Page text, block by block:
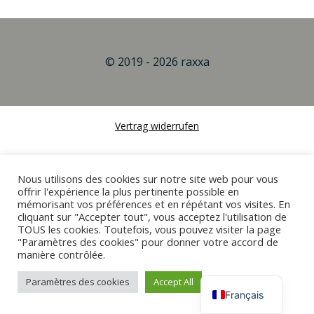
© 2019 - 2026 raxxa
Nous utilisons des cookies sur notre site web pour vous
offrir l'expérience la plus pertinente possible en
mémorisant vos préférences et en répétant vos visites. En
cliquant sur "Accepter tout", vous acceptez l'utilisation de
TOUS les cookies. Toutefois, vous pouvez visiter la page
"Paramètres des cookies" pour donner votre accord de
manière contrôlée.
Paramètres des cookies Accept All
Vertrag widerrufen
Français
English
Español
Italiano